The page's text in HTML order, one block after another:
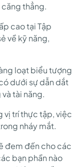
căng thẳng.
cao tại Tập
về kỹ năng,
loạt biểu tượng
dưới sự dẫn dắt
tài năng.
vị trí thực tập, việc
nháy mắt.
đem đến cho các
bạn phần nào